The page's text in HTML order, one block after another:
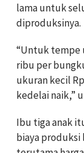
lama untuk
diproduksinya.
“Untuk tempe
ribu per
ukuran kecil
kedelai naik,”
Ibu tiga anak
biaya produksi